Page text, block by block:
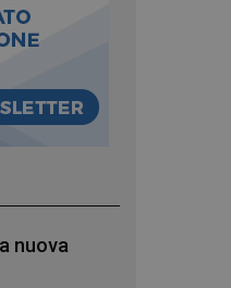
nuova